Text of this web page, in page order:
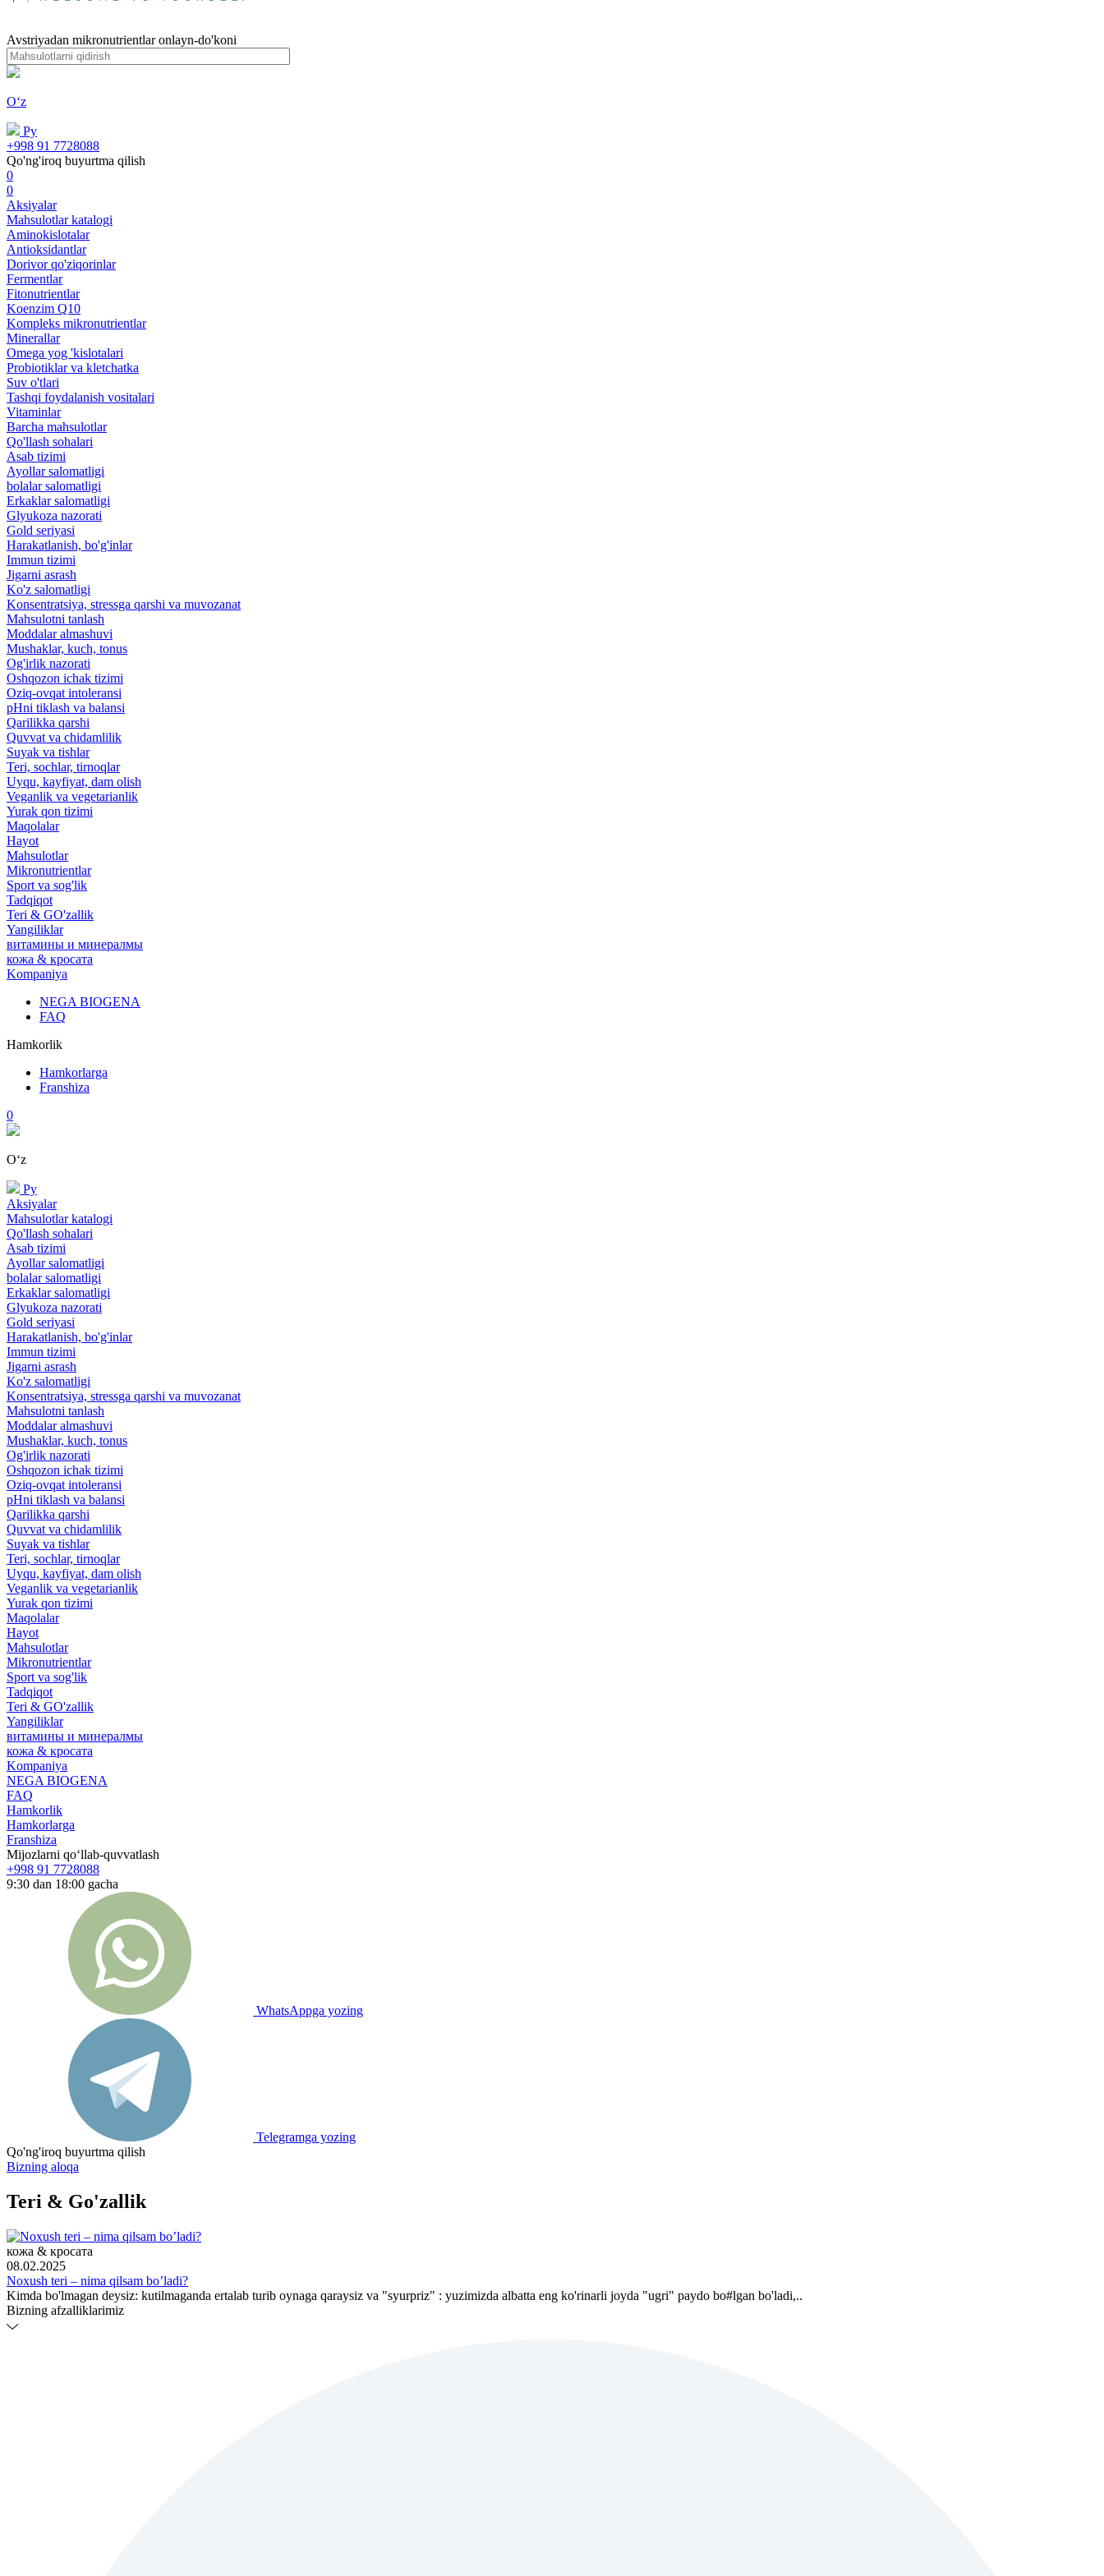
Avstriyadan mikronutrientlar onlayn-do'koni
Oʻz
Ру
+998 91 7728088
Qo'ng'iroq buyurtma qilish
0
0
Aksiyalar
Mahsulotlar katalogi
Aminokislotalar
Antioksidantlar
Dorivor qo'ziqorinlar
Fermentlar
Fitonutrientlar
Koenzim Q10
Kompleks mikronutrientlar
Minerallar
Omega yog 'kislotalari
Probiotiklar va kletchatka
Suv o'tlari
Tashqi foydalanish vositalari
Vitaminlar
Barcha mahsulotlar
Qo'llash sohalari
Asab tizimi
Ayollar salomatligi
bolalar salomatligi
Erkaklar salomatligi
Glyukoza nazorati
Gold seriyasi
Harakatlanish, bo'g'inlar
Immun tizimi
Jigarni asrash
Ko'z salomatligi
Konsentratsiya, stressga qarshi va muvozanat
Mahsulotni tanlash
Moddalar almashuvi
Mushaklar, kuch, tonus
Og'irlik nazorati
Oshqozon ichak tizimi
Oziq-ovqat intoleransi
pHni tiklash va balansi
Qarilikka qarshi
Quvvat va chidamlilik
Suyak va tishlar
Teri, sochlar, tirnoqlar
Uyqu, kayfiyat, dam olish
Veganlik va vegetarianlik
Yurak qon tizimi
Maqolalar
Hayot
Mahsulotlar
Mikronutrientlar
Sport va sog'lik
Tadqiqot
Teri & GO'zallik
Yangiliklar
витамины и минералмы
кожа & кросата
Kompaniya
NEGA BIOGENA
FAQ
Hamkorlik
Hamkorlarga
Franshiza
0
Oʻz
Ру
Aksiyalar
Mahsulotlar katalogi
Qo'llash sohalari
Asab tizimi
Ayollar salomatligi
bolalar salomatligi
Erkaklar salomatligi
Glyukoza nazorati
Gold seriyasi
Harakatlanish, bo'g'inlar
Immun tizimi
Jigarni asrash
Ko'z salomatligi
Konsentratsiya, stressga qarshi va muvozanat
Mahsulotni tanlash
Moddalar almashuvi
Mushaklar, kuch, tonus
Og'irlik nazorati
Oshqozon ichak tizimi
Oziq-ovqat intoleransi
pHni tiklash va balansi
Qarilikka qarshi
Quvvat va chidamlilik
Suyak va tishlar
Teri, sochlar, tirnoqlar
Uyqu, kayfiyat, dam olish
Veganlik va vegetarianlik
Yurak qon tizimi
Maqolalar
Hayot
Mahsulotlar
Mikronutrientlar
Sport va sog'lik
Tadqiqot
Teri & GO'zallik
Yangiliklar
витамины и минералмы
кожа & кросата
Kompaniya
NEGA BIOGENA
FAQ
Hamkorlik
Hamkorlarga
Franshiza
Mijozlarni qo‘llab-quvvatlash
+998 91 7728088
9:30 dan 18:00 gacha
WhatsAppga yozing
Telegramga yozing
Qo'ng'iroq buyurtma qilish
Bizning aloqa
Teri & Go'zallik
кожа & кросата
08.02.2025
Noxush teri – nima qilsam bo’ladi?
Kimda bo'lmagan deysiz: kutilmaganda ertalab turib oynaga qaraysiz va "syurpriz" : yuzimizda albatta eng ko'rinarli joyda "ugri" paydo bo#lgan bo'ladi,..
Bizning afzalliklarimiz